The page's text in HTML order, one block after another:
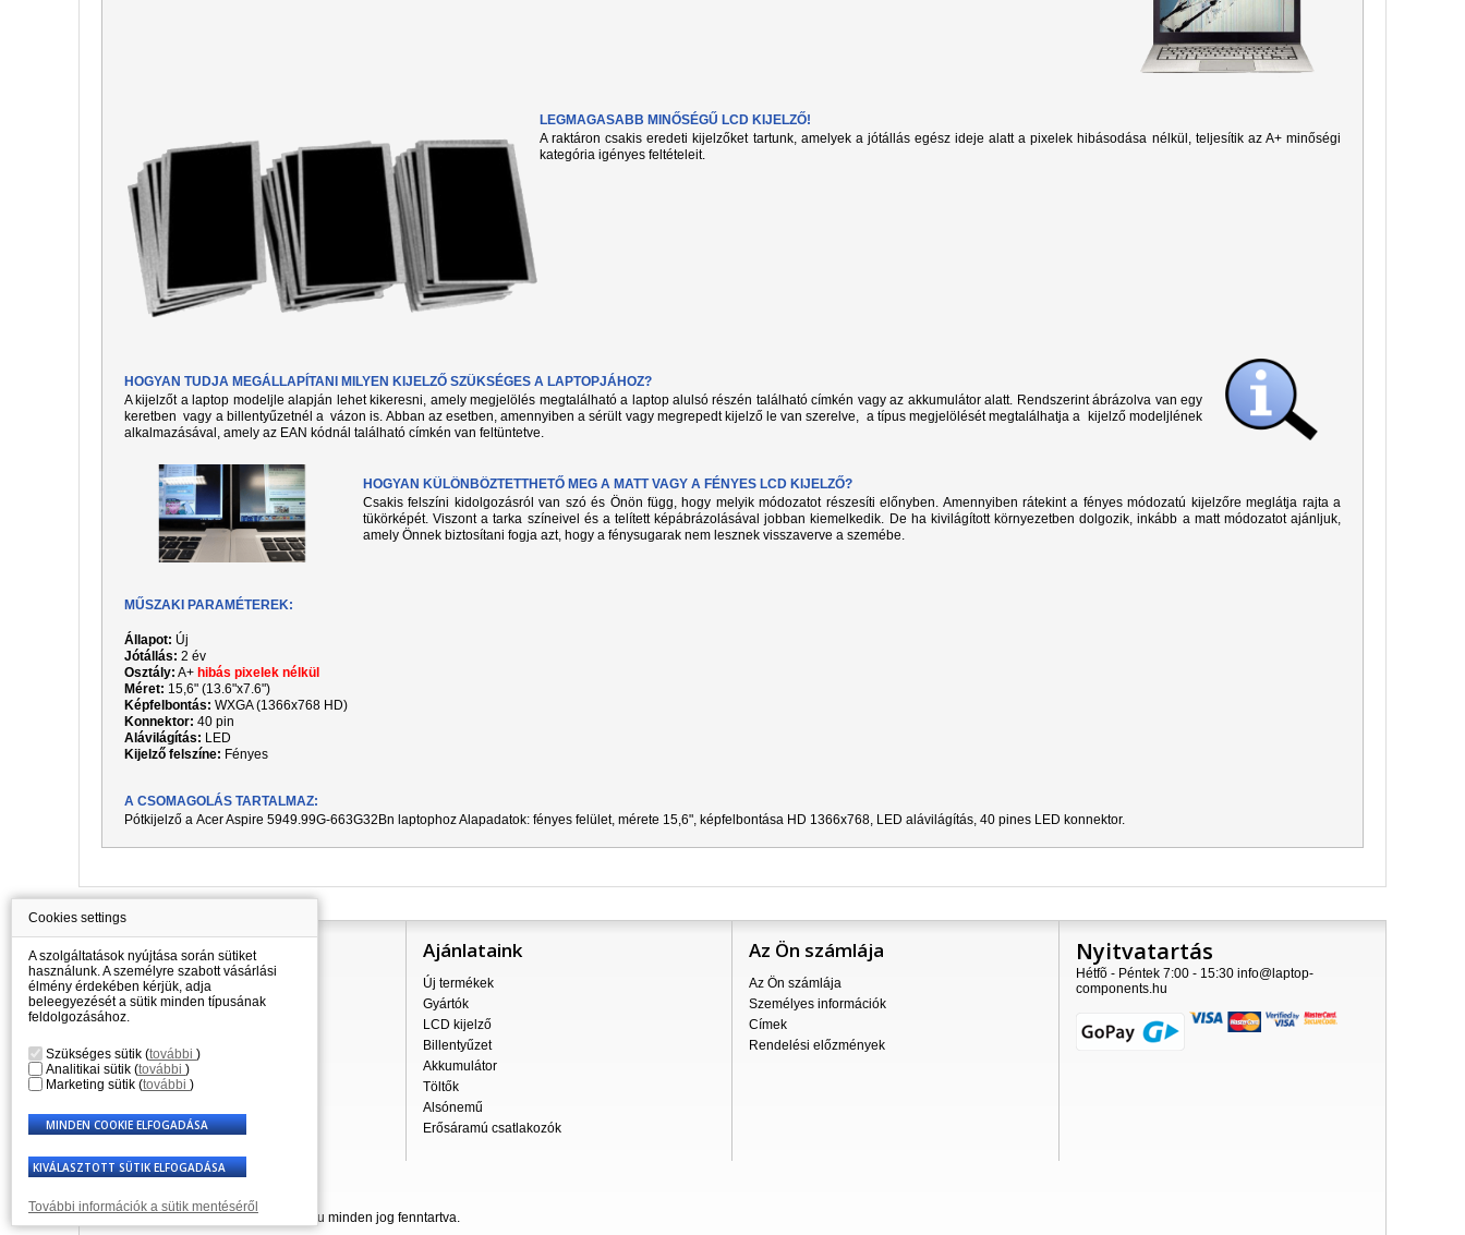
LEGMAGASABB MINŐSÉGŰ LCD KIJELZŐ!
A raktáron csakis eredeti kijelzőket tartunk, amelyek a jótállás egész ideje alatt a pixelek hibásodása nélkül, teljesítik az A+ minőségi
kategória igényes feltételeit.
HOGYAN TUDJA MEGÁLLAPÍTANI MILYEN KIJELZŐ SZÜKSÉGES A LAPTOPJÁHOZ?
A kijelzőt a laptop modeljle alapján lehet kikeresni, amely megjelölés megtalálható a laptop alulsó részén található címkén vagy az akkumulátor alatt. Rendszerint ábrázolva van egy
keretben vagy a billentyűzetnél a vázon is. Abban az esetben, amennyiben a sérült vagy megrepedt kijelző le van szerelve, a típus megjelölését megtalálhatja a kijelző modeljlének
alkalmazásával, amely az EAN kódnál található címkén van feltüntetve.
HOGYAN KÜLÖNBÖZTETTHETŐ MEG A MATT VAGY A FÉNYES LCD KIJELZŐ?
Csakis felszíni kidolgozásról van szó és Önön függ, hogy melyik módozatot részesíti előnyben. Amennyiben rátekint a fényes módozatú kijelzőre meglátja rajta a
tükörképét. Viszont a tarka színeivel és a telített képábrázolásával jobban kiemelkedik. De ha kivilágított környezetben dolgozik, inkább a matt módozatot ajánljuk,
amely Önnek biztosítani fogja azt, hogy a fénysugarak nem lesznek visszaverve a szemébe.
MŰSZAKI PARAMÉTEREK:
Állapot: Új
Jótállás: 2 év
Osztály: A+ hibás pixelek nélkül
Méret: 15,6" (13.6"x7.6")
Képfelbontás: WXGA (1366x768 HD)
Konnektor: 40 pin
Alávilágítás: LED
Kijelző felszíne: Fényes
A CSOMAGOLÁS TARTALMAZ:
Pótkijelző a Acer Aspire 5949.99G-663G32Bn laptophoz Alapadatok: fényes felület, mérete 15,6", képfelbontása HD 1366x768, LED alávilágítás, 40 pines LED konnektor.
Információ
Mindent a vásárlásról
A szállítás árai
Nagykereskedés
Reklamációs szabályzat
Üzleti feltételek
A személyes adatok feldolgozása
Ajánlataink
Új termékek
Gyártók
LCD kijelző
Billentyűzet
Akkumulátor
Töltők
Alsónemű
Erősáramú csatlakozók
Az Ön számlája
Az Ön számlája
Személyes információk
Címek
Rendelési előzmények
Nyitvatartás
Hétfõ - Péntek 7:00 - 15:30 info@laptop-
components.hu
© 2007 - 2026 Laptop-Components.hu minden jog fenntartva.
Cookies settings
A szolgáltatások nyújtása során sütiket
használunk. A személyre szabott vásárlási
élmény érdekében kérjük, adja
beleegyezését a sütik minden típusának
feldolgozásához.
Szükséges sütik (további )
Analitikai sütik (további )
Marketing sütik (további )
További információk a sütik mentéséről